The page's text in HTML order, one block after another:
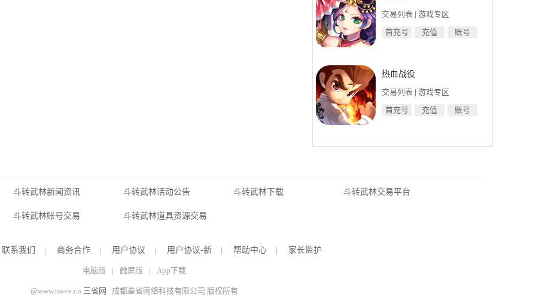
交易列表 | 游戏专区
首充号
充值 账号
热血战役
交易列表 | 游戏专区
首充号
充值 账号
斗转武林新闻资讯 斗转武林活动公告 斗转武林下载 斗转武林交易平台
斗转武林账号交易 斗转武林道具资源交易
联系我们 | 商务合作 | 用户协议 | 用户协议-新 | 帮助中心 | 家长监护
电脑版 | 触屏版 | App下载
@www.tsave.cn 三省网 成都叁省网络科技有限公司 版权所有